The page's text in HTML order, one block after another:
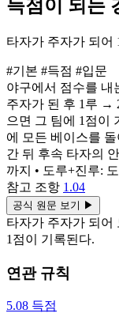
득점이 되는
타자가 주자가 되
#기본 #득점 #입문
야구에서 점수를 내
주자가 된 후 1루 →
으면 그 팀에 1점이
에 모든 베이스를
간 뒤 후속 타자의
까지 • 도루+진루:
참고 조항 1.04
공식 원문 보기 ▶
타자가 주자가 되어
1점이 기록된다.
연관 규칙
5.08 득점